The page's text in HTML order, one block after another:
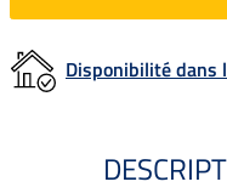
Disponibilité dans